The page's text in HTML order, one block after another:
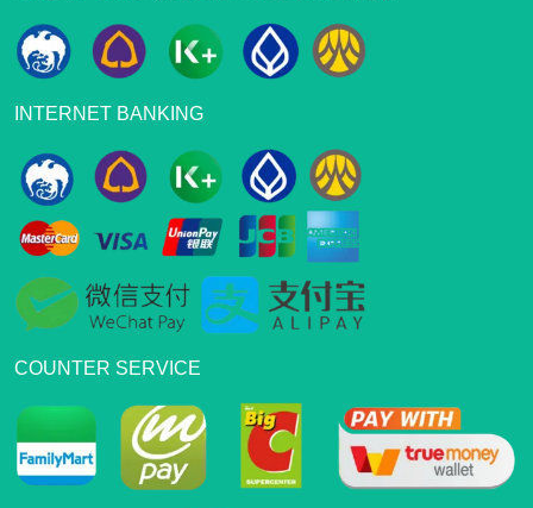
INTERNET BANKING
COUNTER SERVICE